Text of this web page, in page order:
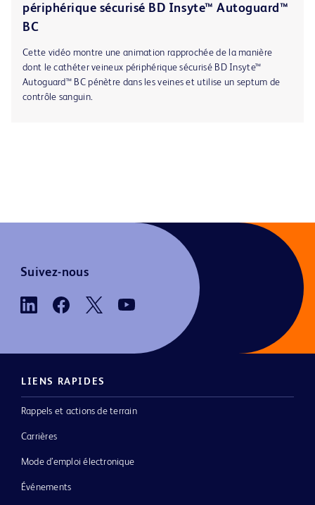
périphérique sécurisé BD Insyte™ Autoguard™
BC
Cette vidéo montre une animation rapprochée de la manière
dont le cathéter veineux périphérique sécurisé BD Insyte™
Autoguard™ BC pénètre dans les veines et utilise un septum de
contrôle sanguin.
Suivez-nous
LIENS RAPIDES
Rappels et actions de terrain
Carrières
Mode d’emploi électronique
Événements